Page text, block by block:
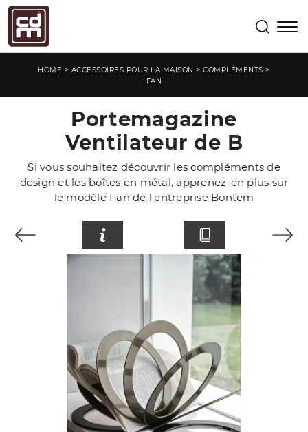
HOME > ACCESSOIRES POUR LA MAISON >COMPLÉMENTS >
FAN
Portemagazine
Ventilateur de B
Si vous souhaitez découvrir les compléments de
design et les boîtes en métal, apprenez-en plus sur
le modèle Fan de l'entreprise Bontem